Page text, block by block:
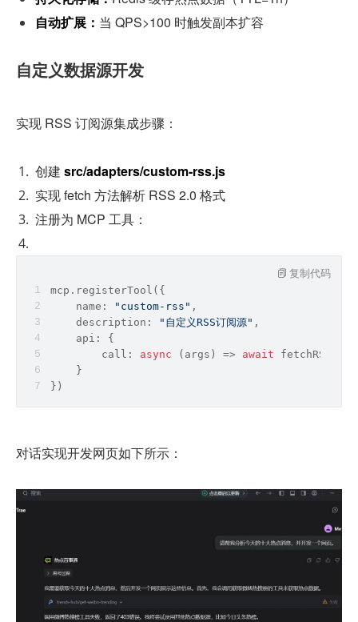
自动扩展： 当 QPS>100 时触发副本扩容
自定义数据源开发
实现 RSS 订阅源集成步骤：
创建 src/adapters/custom-rss.js
实现 fetch 方法解析 RSS 2.0 格式
注册为 MCP 工具：
mcp.registerTool({
    name:
"custom-rss" ,
    description:
"自定义RSS订阅源" ,
    api: {
        call:
async (args) => await
    }
})
复制代码
对话实现开发网页如下所示：